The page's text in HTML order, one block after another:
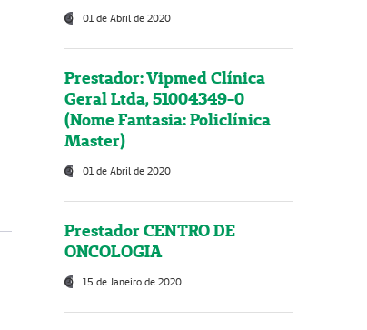
01 de Abril de 2020
Prestador: Vipmed Clínica
Geral Ltda, 51004349-0
(Nome Fantasia: Policlínica
Master)
01 de Abril de 2020
Prestador CENTRO DE
ONCOLOGIA
15 de Janeiro de 2020